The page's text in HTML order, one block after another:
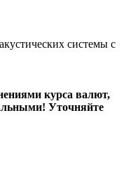
системы с
курса валют,
Уточняйте